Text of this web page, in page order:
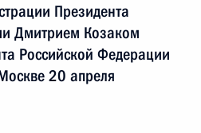
Президента
Дмитрием Козаком
Российской Федерации
20 апреля